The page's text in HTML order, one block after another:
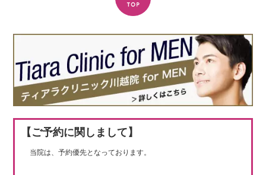
【ご予約に関しまして】
当院は、予約優先となっております。